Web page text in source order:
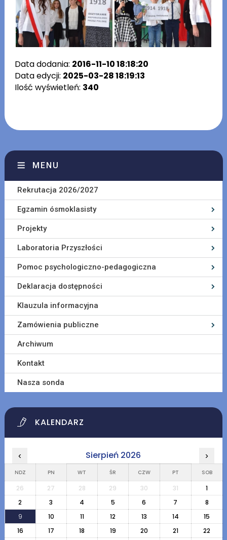
Data dodania: 2016-11-10 18:18:20
Data edycji: 2025-03-28 18:19:13
Ilość wyświetleń: 340
MENU
Rekrutacja 2026/2027
Egzamin ósmoklasisty
Projekty
Laboratoria Przyszłości
Pomoc psychologiczno-pedagogiczna
Deklaracja dostępności
Klauzula informacyjna
Zamówienia publiczne
Archiwum
Kontakt
Nasza sonda
KALENDARZ
‹ Sierpień 2026 ›
NDZ PN WT ŚR CZW PT SOB
26 27 28 29 30 31
1
2
3 4 5 6 7
8
9
10 11 12 13 14
15
16
17 18 19 20 21
22